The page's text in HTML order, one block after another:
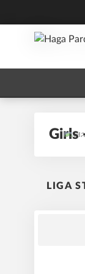
Girls
LIGA